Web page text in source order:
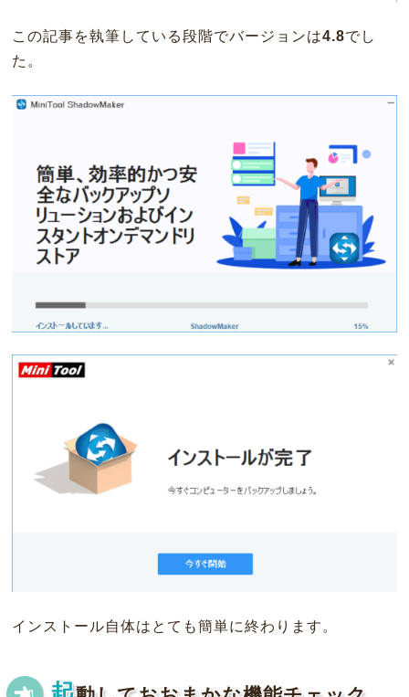
この記事を執筆している段階でバージョンは4.8でし
た。
インストール自体はとても簡単に終わります。